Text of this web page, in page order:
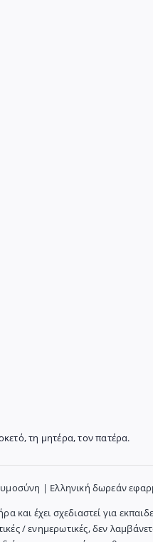
τη μητέρα, τον πατέρα.
| Ελληνική δωρεάν
και έχει σχεδιαστεί για
/ ενημερωτικές, δεν